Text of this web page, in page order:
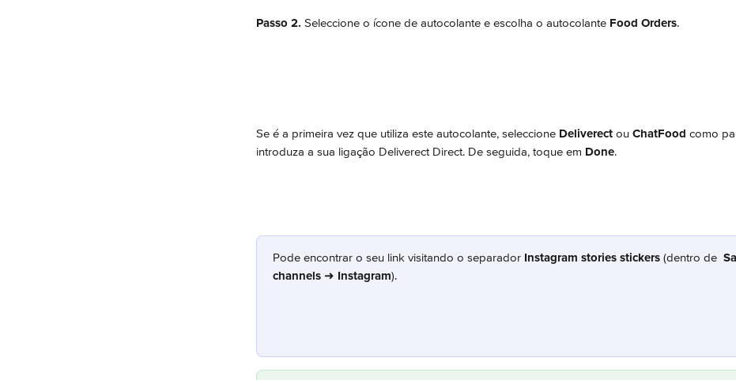
Passo 2. Seleccione o ícone de autocolante e escolha o autocolante Food Orders.
Se é a primeira vez que utiliza este autocolante, seleccione Deliverect ou ChatFood como
introduza a sua ligação Deliverect Direct. De seguida, toque em Done.
Pode encontrar o seu link visitando o separador Instagram stories stickers (dentro de
channels ➜ Instagram).